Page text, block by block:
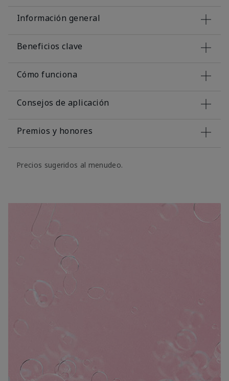
Información general
Beneficios clave
Cómo funciona
Consejos de aplicación
Premios y honores
Precios sugeridos al menudeo.